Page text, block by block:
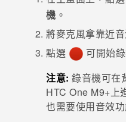
焦點訊息
校園專案
企業採購
銷售通路
支援服務
VIVELAND
機 。
將麥克風拿靠近音
點選
可開始
注意: 錄音機可在
HTC One M9+上
也需要使用音效